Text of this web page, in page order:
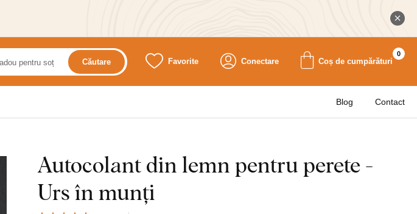
Căutare Favorite Conectare Coș de cumpărături
0
Blog Contact
Autocolant din lemn pentru perete -
Urs în munți